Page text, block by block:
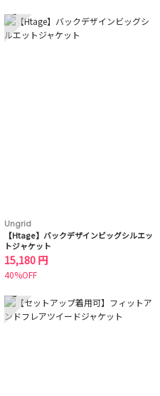
6
Ungrid
【Htage】バックデザインビッグシルエッ
トジャケット
15,180 円
40%OFF
8